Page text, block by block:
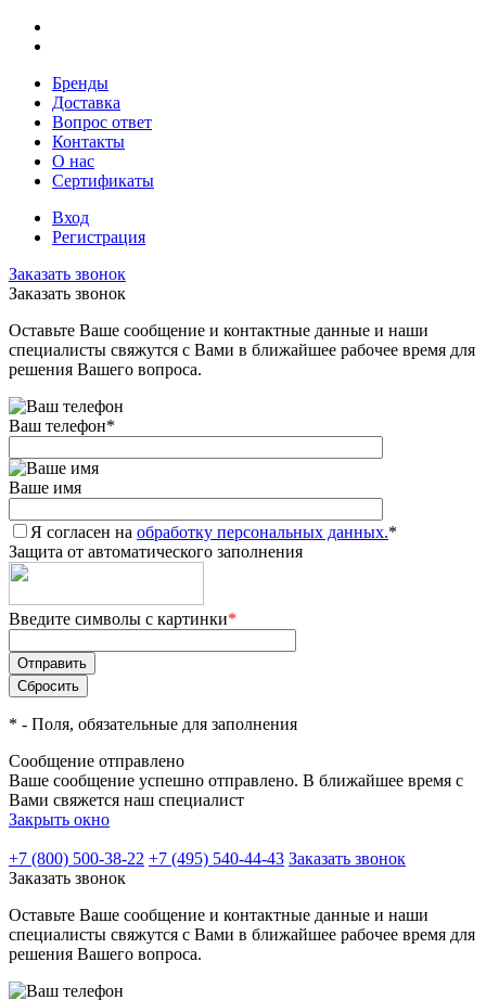
Бренды
Доставка
Вопрос ответ
Контакты
О нас
Сертификаты
Вход
Регистрация
Заказать звонок
Заказать звонок
Оставьте Ваше сообщение и контактные данные и наши
специалисты свяжутся с Вами в ближайшее рабочее время для
решения Вашего вопроса.
Ваш телефон*
Ваше имя
Я согласен на обработку персональных данных.*
Защита от автоматического заполнения
Введите символы с картинки*
* - Поля, обязательные для заполнения
Сообщение отправлено
Ваше сообщение успешно отправлено. В ближайшее время с
Вами свяжется наш специалист
Закрыть окно
+7 (800) 500-38-22 +7 (495) 540-44-43 Заказать звонок
Заказать звонок
Оставьте Ваше сообщение и контактные данные и наши
специалисты свяжутся с Вами в ближайшее рабочее время для
решения Вашего вопроса.